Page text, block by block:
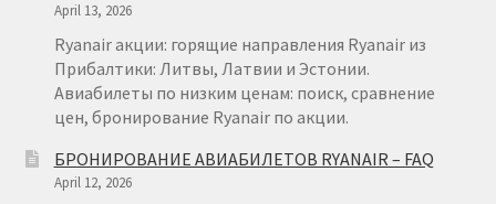
April 13, 2026
Ryanair акции: горящие направления Ryanair из
Прибалтики: Литвы, Латвии и Эстонии.
Авиабилеты по низким ценам: поиск, сравнение
цен, бронирование Ryanair по акции.
БРОНИРОВАНИЕ АВИАБИЛЕТОВ RYANAIR – FAQ
April 12, 2026